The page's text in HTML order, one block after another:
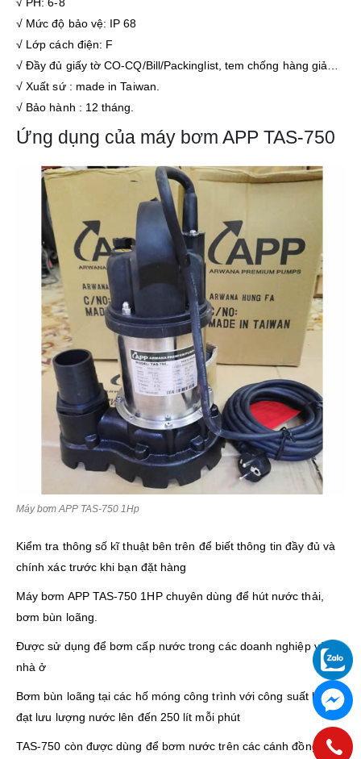
√ Mức độ bảo vệ: IP 68
√ Lớp cách điện: F
√ Đầy đủ giấy tờ CO-CQ/Bill/Packinglist, tem chống hàng giả…
√ Xuất sứ : made in Taiwan.
√ Bảo hành : 12 tháng.
Ứng dụng của máy bơm APP TAS-750
Máy bơm APP TAS-750 1Hp
Kiểm tra thông số kĩ thuật bên trên để biết thông tin đầy đủ và
chính xác trước khi bạn đặt hàng
Máy bơm APP TAS-750 1HP chuyên dùng để hút nước thải,
bơm bùn loãng.
Được sử dụng để bơm cấp nước trong các doanh nghiệp và
nhà ở
Bơm bùn loãng tại các hố móng công trình với công suất bơm
đạt lưu lượng nước lên đến 250 lít mỗi phút
TAS-750 còn được dùng để bơm nước trên các cánh đồng